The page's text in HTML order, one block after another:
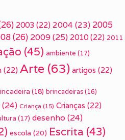
2003 (22) 2004 (23) 2005
(26) 2009(25) 2010 (22) 2011
(45) ambiente (17)
(22) Arte (63) artigos (22)
(18) brincadeiras (16)
(24) Criança (15) Crianças (22)
(17) desenho (24)
escola (20) Escrita (43)